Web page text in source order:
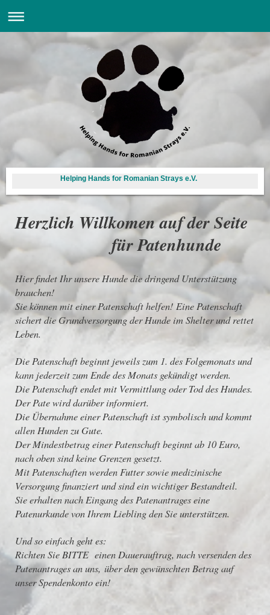
Helping Hands for Romanian Strays e.V.
Herzlich Willkomen auf der Seite
für Patenhunde
Hier findet Ihr unsere Hunde die dringend Unterstützung
brauchen!
Sie können mit einer Patenschaft helfen! Eine Patenschaft
sichert die Grundversorgung der Hunde im Shelter und rettet
Leben.
Die Patenschaft beginnt jeweils zum 1. des Folgemonats und
kann jederzeit zum Ende des Monats gekündigt werden.
Die Patenschaft endet mit Vermittlung oder Tod des Hundes.
Der Pate wird darüber informiert.
Die Übernahme einer Patenschaft ist symbolisch und kommt
allen Hunden zu Gute.
Der Mindestbetrag einer Patenschaft beginnt ab 10 Euro,
nach oben sind keine Grenzen gesetzt.
Mit Patenschaften werden Futter sowie medizinische
Versorgung finanziert und sind ein wichtiger Bestandteil.
Sie erhalten nach Eingang des Patenantrages eine
Patenurkunde von Ihrem Liebling den Sie unterstützen.
Und so einfach geht es:
Richten Sie BITTE einen Dauerauftrag, nach versenden des
Patenantrages an uns, über den gewünschten Betrag auf
unser Spendenkonto ein!